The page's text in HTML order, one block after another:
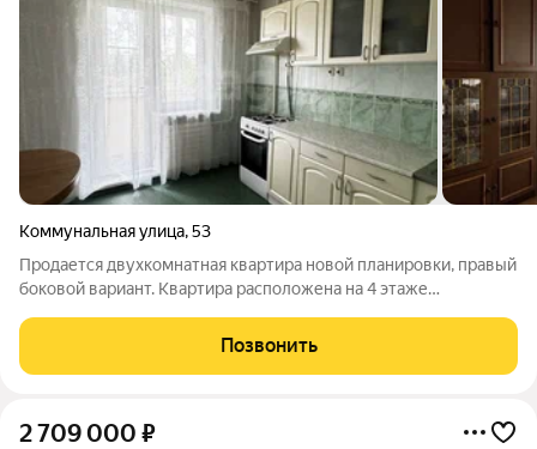
Коммунальная улица,53
Продается двухкомнатная квартира новой планировки, правый
боковой вариант. Квартира расположена на 4 этаже
выходит застекленная лоджия. Из окна открывается
прекрасный вид. Вокруг дома много зелени.
Позвонить
2 709 000 ₽